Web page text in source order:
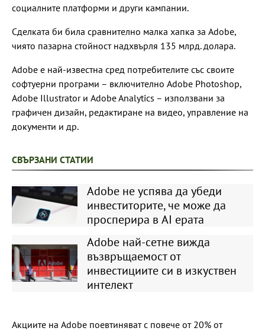
социалните платформи и други кампании.
Сделката би била сравнително малка хапка за Adobe,
чиято пазарна стойност надхвърля 135 млрд. долара.
Adobe е най-известна сред потребителите със своите
софтуерни програми – включително Adobe Photoshop,
Adobe Illustrator и Adobe Analytics – използвани за
графичен дизайн, редактиране на видео, управление на
документи и др.
СВЪРЗАНИ СТАТИИ
Adobe не успява да убеди
инвеститорите, че може да
просперира в AI ерата
Adobe най-сетне вижда
възвръщаемост от
инвестициите си в изкуствен
интелект
Акциите на Adobe поевтиняват с повече от 20% от